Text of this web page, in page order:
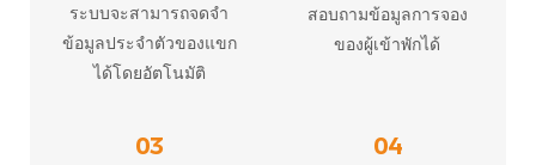
ระบบจะสามารถจดจำ
ข้อมูลประจำตัวของแขก
ได้โดยอัตโนมัติ
สอบถามข้อมูลการจอง
ของผู้เข้าพักได้
03 04